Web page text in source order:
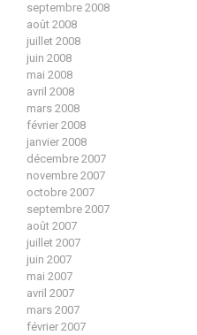
septembre 2008
août 2008
juillet 2008
juin 2008
mai 2008
avril 2008
mars 2008
février 2008
janvier 2008
décembre 2007
novembre 2007
octobre 2007
septembre 2007
août 2007
juillet 2007
juin 2007
mai 2007
avril 2007
mars 2007
février 2007